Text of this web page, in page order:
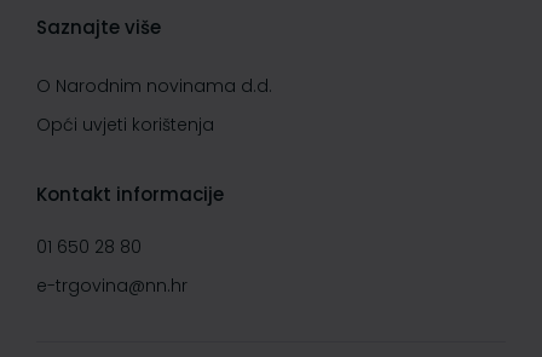
Saznajte više
O Narodnim novinama d.d.
Opći uvjeti korištenja
Kontakt informacije
01 650 28 80
e-trgovina@nn.hr